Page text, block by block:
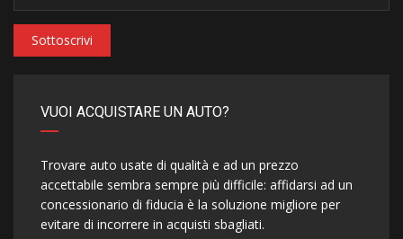
Sottoscrivi
VUOI ACQUISTARE UN AUTO?
Trovare auto usate di qualità e ad un prezzo
accettabile sembra sempre più difficile: affidarsi ad un
concessionario di fiducia è la soluzione migliore per
evitare di incorrere in acquisti sbagliati.